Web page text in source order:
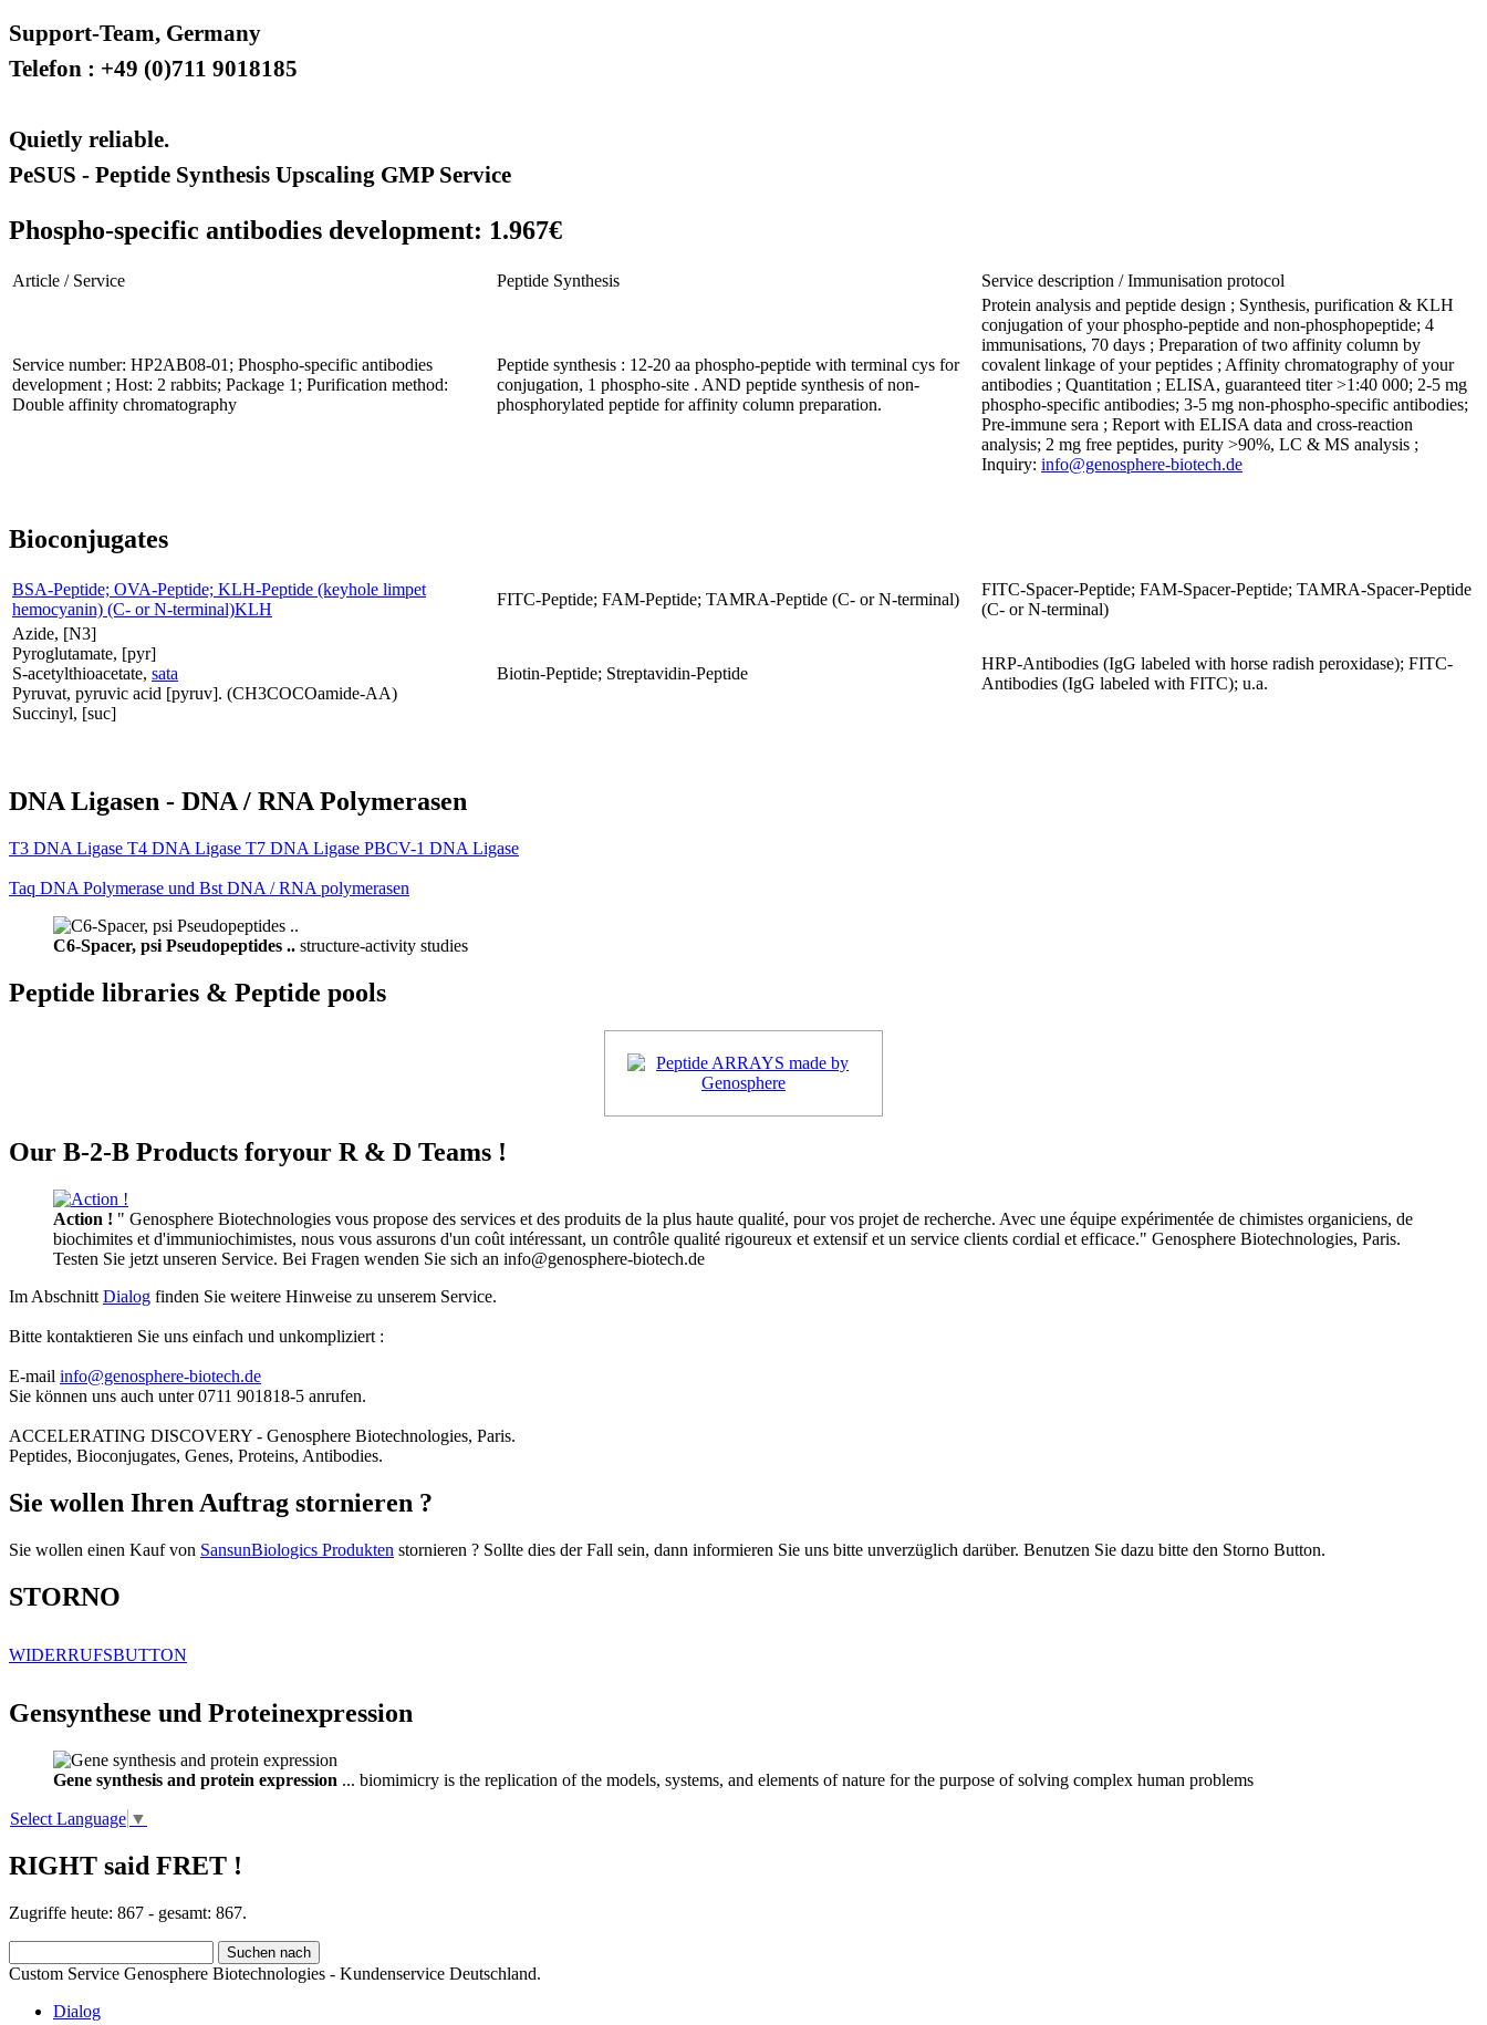
Support-Team, Germany
Telefon : +49 (0)711 9018185
Quietly reliable.
PeSUS - Peptide Synthesis Upscaling GMP Service
Phospho-specific antibodies development: 1.967€
Article / Service Peptide Synthesis Service description / Immunisation protocol
Service number: HP2AB08-01; Phospho-specific antibodies
development ; Host: 2 rabbits; Package 1; Purification method:
Double affinity chromatography
Peptide synthesis : 12-20 aa phospho-peptide with terminal cys for
conjugation, 1 phospho-site . AND peptide synthesis of non-
phosphorylated peptide for affinity column preparation.
Protein analysis and peptide design ; Synthesis, purification & KLH
conjugation of your phospho-peptide and non-phosphopeptide; 4
immunisations, 70 days ; Preparation of two affinity column by
covalent linkage of your peptides ; Affinity chromatography of your
antibodies ; Quantitation ; ELISA, guaranteed titer >1:40 000; 2-5 mg
phospho-specific antibodies; 3-5 mg non-phospho-specific antibodies;
Pre-immune sera ; Report with ELISA data and cross-reaction
analysis; 2 mg free peptides, purity >90%, LC & MS analysis ;
Inquiry: info@genosphere-biotech.de
Bioconjugates
BSA-Peptide; OVA-Peptide; KLH-Peptide (keyhole limpet
hemocyanin) (C- or N-terminal)KLH
FITC-Peptide; FAM-Peptide; TAMRA-Peptide (C- or N-terminal)
FITC-Spacer-Peptide; FAM-Spacer-Peptide; TAMRA-Spacer-Peptide
(C- or N-terminal)
Azide, [N3]
Pyroglutamate, [pyr]
S-acetylthioacetate, sata
Pyruvat, pyruvic acid [pyruv]. (CH3COCOamide-AA)
Succinyl, [suc]
Biotin-Peptide; Streptavidin-Peptide
HRP-Antibodies (IgG labeled with horse radish peroxidase); FITC-
Antibodies (IgG labeled with FITC); u.a.
DNA Ligasen - DNA / RNA Polymerasen
T3 DNA Ligase T4 DNA Ligase T7 DNA Ligase PBCV-1 DNA Ligase
Taq DNA Polymerase und Bst DNA / RNA polymerasen
C6-Spacer, psi Pseudopeptides .. structure-activity studies
Peptide libraries & Peptide pools
Our B-2-B Products foryour R & D Teams !
Action ! " Genosphere Biotechnologies vous propose des services et des produits de la plus haute qualité, pour vos projet de recherche. Avec une équipe expérimentée de chimistes organiciens, de
biochimites et d'immuniochimistes, nous vous assurons d'un coût intéressant, un contrôle qualité rigoureux et extensif et un service clients cordial et efficace." Genosphere Biotechnologies, Paris.
Testen Sie jetzt unseren Service. Bei Fragen wenden Sie sich an info@genosphere-biotech.de
Im Abschnitt Dialog finden Sie weitere Hinweise zu unserem Service.
Bitte kontaktieren Sie uns einfach und unkompliziert :
E-mail info@genosphere-biotech.de
Sie können uns auch unter 0711 901818-5 anrufen.
ACCELERATING DISCOVERY - Genosphere Biotechnologies, Paris.
Peptides, Bioconjugates, Genes, Proteins, Antibodies.
Sie wollen Ihren Auftrag stornieren ?
Sie wollen einen Kauf von SansunBiologics Produkten stornieren ? Sollte dies der Fall sein, dann informieren Sie uns bitte unverzüglich darüber. Benutzen Sie dazu bitte den Storno Button.
STORNO
WIDERRUFSBUTTON
Gensynthese und Proteinexpression
Gene synthesis and protein expression ... biomimicry is the replication of the models, systems, and elements of nature for the purpose of solving complex human problems
Select Language ▼
RIGHT said FRET !
Zugriffe heute: 867 - gesamt: 867.
Custom Service Genosphere Biotechnologies - Kundenservice Deutschland.
Dialog